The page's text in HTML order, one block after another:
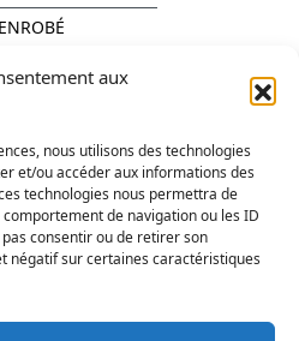
aux
nous utilisons des technologies
et/ou accéder aux informations des
technologies nous permettra de
de navigation ou les ID
consentir ou de retirer son
négatif sur certaines caractéristiques
ENROBÉ
FONDATION
Pâquerie